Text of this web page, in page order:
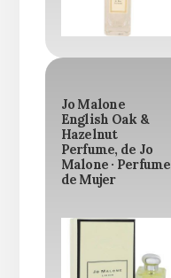
Jo Malone
English Oak &
Hazelnut
Perfume, de Jo
Malone · Perfume
de Mujer